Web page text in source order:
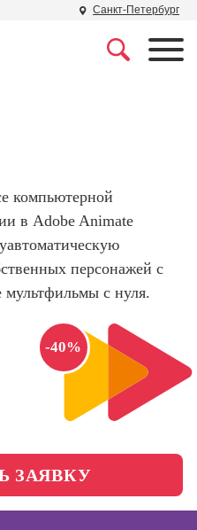
Санкт-Петербург
продвижение
сайтов)
Профессия
Интернет-
Менеджер по
маркетингу в
социальных
сетях (SMM-
менеджер)
Специалист по
таргетингу
компьютерной
в Adobe Animate
персонажей с
мультфильмы с нуля.
-40%
ЗАЯВКУ